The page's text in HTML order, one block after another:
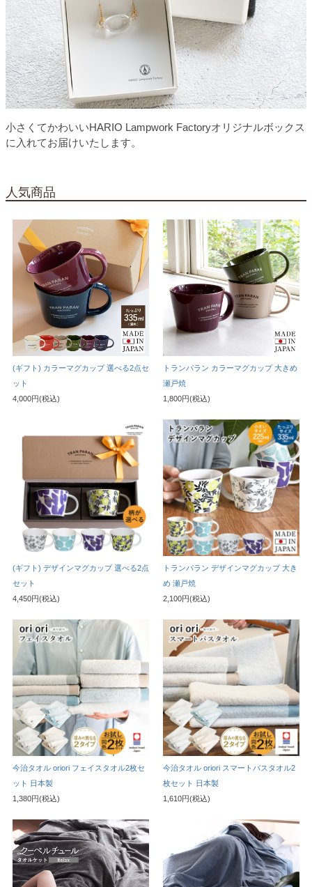
小さくてかわいいHARIO Lampwork Factoryオリジナルボックス
に入れてお届けいたします。
人気商品
(ギフト) カラーマグカップ 選べる2点セ
ット
4,000円(税込)
トランパラン カラーマグカップ 大きめ
瀬戸焼
1,800円(税込)
(ギフト) デザインマグカップ 選べる2点
セット
4,450円(税込)
トランパラン デザインマグカップ 大き
め 瀬戸焼
2,100円(税込)
今治タオル oriori フェイスタオル2枚セ
ット 日本製
1,380円(税込)
今治タオル oriori スマートバスタオル2
枚セット 日本製
1,610円(税込)